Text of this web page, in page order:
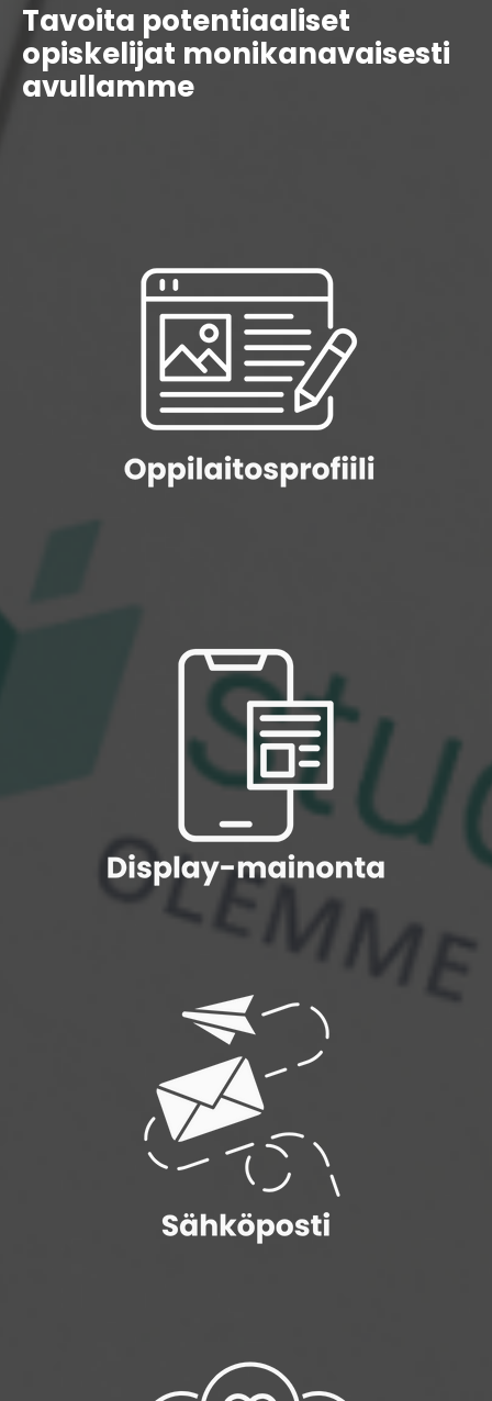
Tavoita potentiaaliset
opiskelijat monikanavaisesti
avullamme